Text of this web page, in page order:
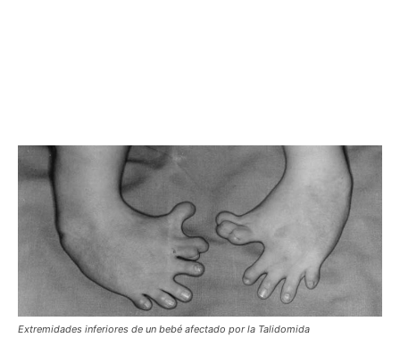
Extremidades inferiores de un bebé afectado por la Talidomida